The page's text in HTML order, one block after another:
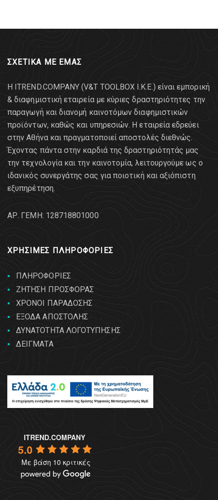
ΣΧΕΤΙΚΑ ΜΕ ΕΜΑΣ
Η ITREND.COMPANY (V&T TOOLBOX Ι.Κ.Ε.) είναι εμπορική
& διαφημιστική εταιρεία με κύριες δραστηριότητες την
παραγωγή και διανομή καινοτόμων διαφημιστικών
προϊόντων, καθώς και υπηρεσιών. Η εταιρεία εδρεύει
στην Αθήνα και πραγματοποιεί αποστολές διεθνώς.
Έχοντας πάντα στην καρδιά της δραστηριότητάς μας
την τεχνολογία και την καινοτομία, λειτουργούμε ως ο
ιδανικός συνεργάτης σας για ποιοτική και αξιόπιστη
εξυπηρέτηση.
AΡ. ΓΕΜΗ: 128718801000
ΧΡΗΣΙΜΕΣ ΠΛΗΡΟΦΟΡΙΕΣ
ΠΛΗΡΟΦΟΡΙΕΣ
ΖΗΤΗΣΗ ΠΡΟΣΦΟΡΑΣ
ΧΡΟΝΟΙ ΠΑΡΑΔΟΣΗΣ
ΕΞΟΔΑ ΑΠΟΣΤΟΛΗΣ
ΔΥΝΑΤΟΤΗΤΑ ΛΟΓΟΤΥΠΗΣΗΣ
ΔΕΙΓΜΑΤΑ
ITREND.COMPANY
5.0
Με βάση 10 κριτικές